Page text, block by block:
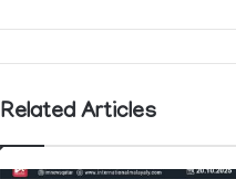
Related Articles